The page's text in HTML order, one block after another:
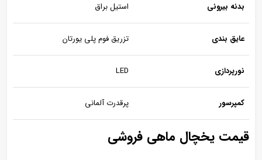
بدنه بیرونی استیل براق
عایق بندی تزریق فوم پلی یورتان
نورپردازی LED
کمپرسور پرقدرت آلمانی
قیمت یخچال ماهی فروشی